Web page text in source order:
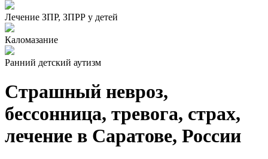
Лечение ЗПР, ЗПРР у детей
Каломазание
Ранний детский аутизм
Страшный невроз,
бессонница, тревога, страх,
лечение в Саратове, России